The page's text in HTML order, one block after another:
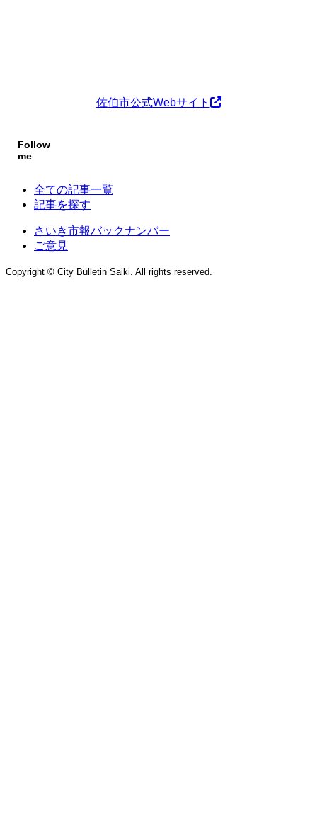
佐伯市公式Webサイト
Follow
me
全ての記事一覧
記事を探す
さいき市報バックナンバー
ご意見
Copyright © City Bulletin Saiki. All rights reserved.